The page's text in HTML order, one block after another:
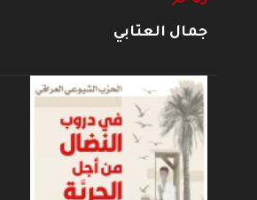
جمال العتابي